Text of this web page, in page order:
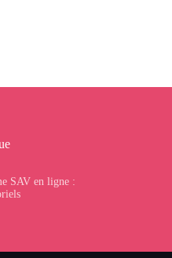
SAV en ligne :